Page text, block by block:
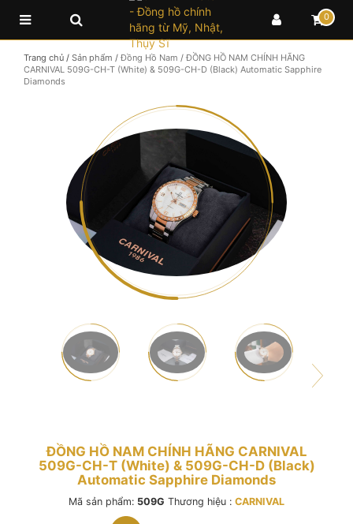
0
Trang chủ / Sản phẩm / Đồng Hồ Nam / ĐỒNG HỒ NAM CHÍNH HÃNG
CARNIVAL 509G-CH-T (White) & 509G-CH-D (Black) Automatic Sapphire
Diamonds
ĐỒNG HỒ NAM CHÍNH HÃNG CARNIVAL
509G-CH-T (White) & 509G-CH-D (Black)
Automatic Sapphire Diamonds
Mã sản phẩm: 509G Thương hiệu : CARNIVAL